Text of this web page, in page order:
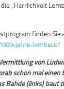
„Herrlichkeit
finden Sie
jahre-lembeck/
von
schon mal einen
Bahde (links) baut